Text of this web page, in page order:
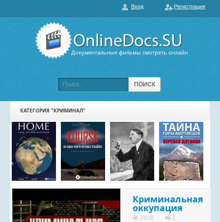
Документальные фильмы смотреть онлайн
ПОИСК
О нас
Вход Регистрация
ПОПУЛЯРНЫЕ
ПОДБОРКИ ФИЛЬМОВ
КАРТА САЙТА
КОНТАКТЫ
КАТЕГОРИЯ "КРИМИНАЛ"
Криминальная
оккупация
3926
1